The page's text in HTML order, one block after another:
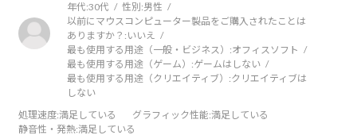
年代:30代 性別:男性
以前にマウスコンピューター製品をご購入されたことは
ありますか？: いいえ
最も使用する用途（一般・ビジネス）:オフィスソフト
最も使用する用途（ゲーム）:ゲームはしない
最も使用する用途（クリエイティブ）:クリエイティブは
しない
処理速度:満足している グラフィック性能:満足している
静音性・発熱:満足している